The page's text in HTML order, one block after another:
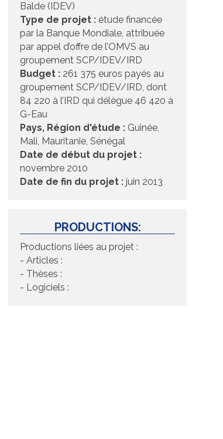
Balde (IDEV)
Type de projet : étude financée
par la Banque Mondiale, attribuée
par appel d’offre de l’OMVS au
groupement SCP/IDEV/IRD
Budget : 261 375 euros payés au
groupement SCP/IDEV/IRD, dont
84 220 à l’IRD qui délègue 46 420 à
G-Eau
Pays, Région d'étude : Guinée,
Mali, Mauritanie, Sénégal
Date de début du projet :
novembre 2010
Date de fin du projet : juin 2013
PRODUCTIONS:
Productions liées au projet :
- Articles :
- Thèses :
- Logiciels :